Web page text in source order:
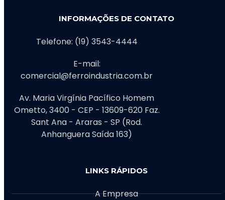
INFORMAÇÕES DE CONTATO
Telefone: (19) 3543-4444
E-mail:
comercial@ferroindustria.com.br
Av. Maria Virgínia Pacífico Homem
Ometto, 3400 - CEP - 13609-620 Faz.
Sant Ana - Araras - SP (Rod.
Anhanguera Saída 163)
LINKS RÁPIDOS
A Empresa